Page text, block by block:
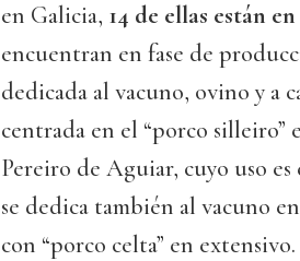
en Galicia, 14 de ellas están
encuentran en fase de
dedicada al vacuno, ovino y a
centrada en el “porco silleiro”
Pereiro de Aguiar, cuyo uso
se dedica también al vacuno
con “porco celta” en